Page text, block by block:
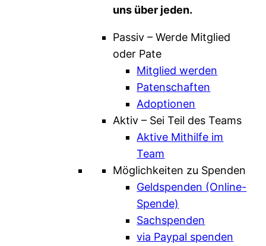
uns über jeden.
Passiv – Werde Mitglied
oder Pate
Mitglied werden
Patenschaften
Adoptionen
Aktiv – Sei Teil des Teams
Aktive Mithilfe im
Team
Möglichkeiten zu Spenden
Geldspenden (Online-
Spende)
Sachspenden
via Paypal spenden